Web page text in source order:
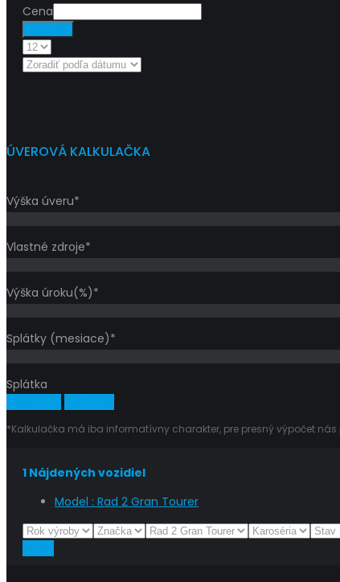
Cena
ÚVEROVÁ KALKULAČKA
Výška úveru*
Vlastné zdroje*
Výška úroku(%)*
Splátky (mesiace)*
Splátka
*Kalkulačka má iba informatívny charakter, pre presný výpočet
1 Nájdených vozidiel
Model : Rad 2 Gran Tourer